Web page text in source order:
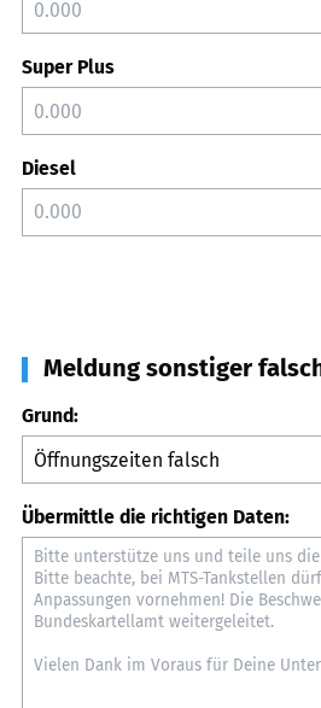
Super Plus
Diesel
Meldung sonstiger
Grund:
Übermittle die richtigen Daten: